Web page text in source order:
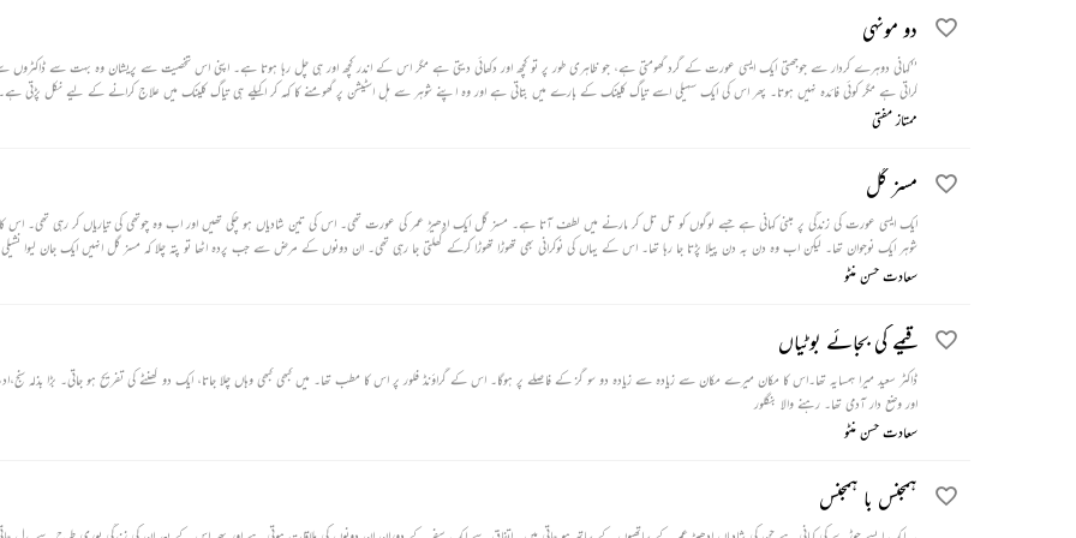
دو مونہی
’’کہانی دوہرے کردار سے جوجھتی ایک ایسی عورت کے گرد گھومتی ہے، جو ظاہری طور پر تو کچھ اور دکھائی دیتی ہے مگر اس کے اندر کچھ اور ہی چل رہا ہوتا ہے۔ اپنی اس شخصیت سے پریشان وہ بہت سے ڈاکٹروں
کراتی ہے مگر کوئی فائدہ نہیں ہوتا۔ پھر اس کی ایک سہیلی اسے تیاگ کلینک کے بارے میں بتاتی ہے اور وہ اپنے شوہر سے ہل اسٹیشن پر گھومنے کا کہہ کر اکیلے ہی تیاگ کلینک میں علاج کرانے کے لیے نکل پڑتی
ممتاز مفتی
مسز گل
ایک ایسی عورت کی زندگی پر مبنی کہانی ہے جسے لوگوں کو تل تل کر مارنے میں لطف آتا ہے۔ مسز گل ایک ادھیڑ عمر کی عورت تھی۔ اس کی تین شادیاں ہو چکی تھیں اور اب وہ چوتھی کی تیاریاں کر رہی
شوہر ایک نوجوان تھا۔ لیکن اب وہ دن بہ دن پیلا پڑتا جا رہا تھا۔ اس کے یہاں کی نوکرانی بھی تھوڑا تھوڑا کرکے گھلتی جا رہی تھی۔ ان دونوں کے مرض سے جب پردہ اٹھا تو پتہ چلا کہ مسز گل انہیں ایک جان لیوا
تھوڑا کرکے روز پلا رہی تھیں۔
سعادت حسن منٹو
قیمے کی بجائے بوٹیاں
ڈاکٹر سعید میرا ہمسایہ تھا۔اس کا مکان میرے مکان سے زیادہ سے زیادہ دو سو گز کے فاصلے پر ہوگا۔ اس کے گراؤنڈ فلور پر اس کا مطب تھا۔ میں کبھی کبھی وہاں چلا جاتا، ایک دو گھنٹے کی تفریح ہو جاتی۔ بڑا بذلہ
اور وضع دار آدمی تھا۔ رہنے والا بنگلور
سعادت حسن منٹو
ہمجنس با ہمجنس